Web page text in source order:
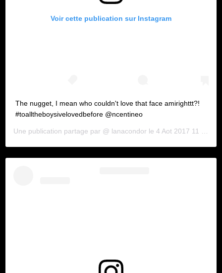
Voir cette publication sur Instagram
The nugget, I mean who couldn't love that face amirighttt?!
#toalltheboysivelovedbefore @ncentineo
Une publication partage par @ lanacondor le 4 Aot 2017 11 :05 PDT